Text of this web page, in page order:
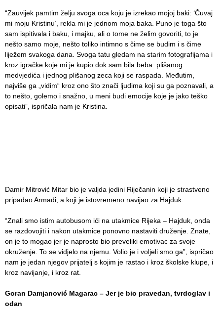
“Zauvijek pamtim želju svoga oca koju je izrekao mojoj baki: ‘Čuvaj
mi moju Kristinu’, rekla mi je jednom moja baka. Puno je toga što
sam ispitivala i baku, i majku, ali o tome ne želim govoriti, to je
nešto samo moje, nešto toliko intimno s čime se budim i s čime
liježem svakoga dana. Svoga tatu gledam na starim fotografijama i
kroz igračke koje mi je kupio dok sam bila beba: plišanog
medvjedića i jednog plišanog zeca koji se raspada. Međutim,
najviše ga „vidim“ kroz ono što znači ljudima koji su ga poznavali, a
to nešto, golemo i snažno, u meni budi emocije koje je jako teško
opisati”, ispričala nam je Kristina.
Damir Mitrović Mitar bio je valjda jedini Riječanin koji je strastveno
pripadao Armadi, a koji je istovremeno navijao za Hajduk:
“Znali smo istim autobusom ići na utakmice Rijeka – Hajduk, onda
se razdovojiti i nakon utakmice ponovno nastaviti druženje. Znate,
on je to mogao jer je naprosto bio preveliki emotivac za svoje
okruženje. To se vidjelo na njemu. Volio je i voljeli smo ga”, ispričao
nam je jedan njegov prijatelj s kojim je rastao i kroz školske klupe, i
kroz navijanje, i kroz rat.
Goran Damjanović Magarac – Jer je bio pravedan, tvrdoglav i
odan